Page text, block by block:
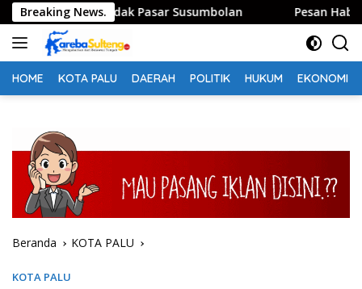
Langsung
ke
konten
Breaking News.
Tolitoli Sidak Pasar Susumbolan Pesan Habib
HOME KOTA PALU DAERAH POLITIK HUKUM EKONOMI
Beranda KOTA PALU
KOTA PALU